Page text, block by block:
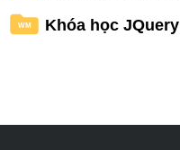
WM Khóa học JQuery